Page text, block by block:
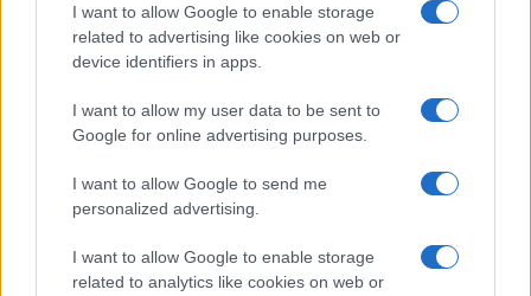
I want to allow Google to enable storage
related to advertising like cookies on web or
device identifiers in apps.
I want to allow my user data to be sent to
Google for online advertising purposes.
I want to allow Google to send me
personalized advertising.
I want to allow Google to enable storage
related to analytics like cookies on web or
Le previsioni meteo per il weekend a Olbia e in
Gallura
Michelle Hunziker in Gallura, bella anche dal
Calangianus, dopo le polemiche il centro
accoglienza minori chiude